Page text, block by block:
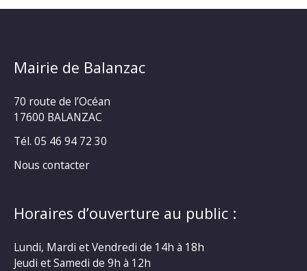
Mairie de Balanzac
70 route de l’Océan
17600 BALANZAC
Tél. 05 46 94 72 30
Nous contacter
Horaires d’ouverture au public :
Lundi, Mardi et Vendredi de 14h à 18h
Jeudi et Samedi de 9h à 12h